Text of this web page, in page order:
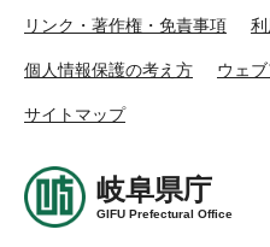
リンク・著作権・免責事項
個人情報保護の考え方 ウェ
サイトマップ
岐阜県庁
GIFU Prefectural Office